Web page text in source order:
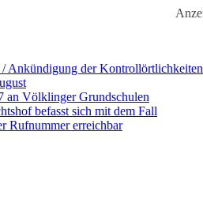
Ankündigung der
an Völklinger Grundschulen
befasst sich mit dem Fall
Rufnummer erreichbar